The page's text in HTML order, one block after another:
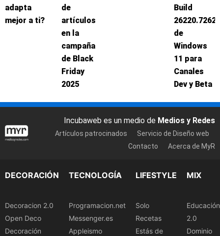
adapta
mejor a ti?
de
artículos
en la
campaña
de Black
Friday
2025
Build
26220.7262
de
Windows
11 para
Canales
Dev y Beta
Incubaweb es un medio de Medios y Redes
Artículos patrocinados
Servicio de Diseño web
Contacto
Acerca de MyR
DECORACIÓN
Decoracion 2.0
Open Deco
Decoración
TECNOLOGÍA
Programacion.net
Messenger.es
Appleismo
LIFESTYLE
Solo
Recetas
Estás de
MIX
Educación
2.0
Dominio